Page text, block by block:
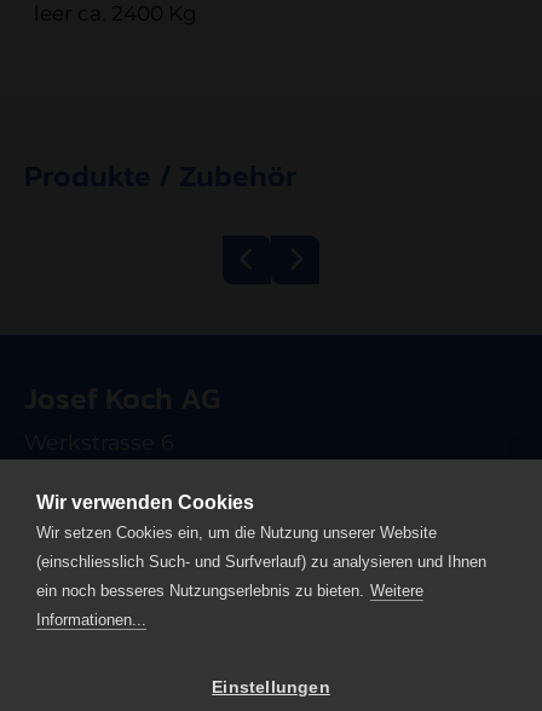
Wir verwenden Cookies
Wir setzen Cookies ein, um die Nutzung unserer Website
(einschliesslich Such- und Surfverlauf) zu analysieren und Ihnen
ein noch besseres Nutzungserlebnis zu bieten. Weitere
Informationen...
Einstellungen
leer ca. 2400 Kg
T +41 41 499 90 00
info
josefkoch.ch
Home